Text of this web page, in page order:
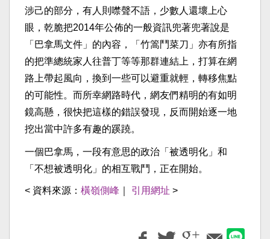
涉己的部分，有人則噤聲不語，少數人還壞上心
眼，乾脆把2014年公佈的一般資訊兜著兜著說是
「巴拿馬文件」的內容，「竹篙鬥菜刀」亦有所指
的把準總統家人往普丁等等那群連結上，打算在網
路上帶起風向，換到一些可以避重就輕，轉移焦點
的可能性。而所幸網路時代，網友們精明的有如明
鏡高懸，很快把這樣的錯誤發現，反而開始逐一地
挖出當中許多有趣的蹊蹺。
一個巴拿馬，一段有意思的政治「被透明化」和
「不想被透明化」的相互戰鬥，正在開始。
< 資料來源： 橫嶺側峰 引用網址 >